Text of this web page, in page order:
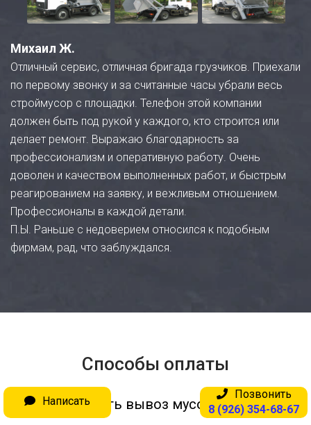
Михаил Ж.
Отличный сервис, отличная бригада грузчиков. Приехали
по первому звонку и за считанные часы убрали весь
строймусор с площадки. Телефон этой компании
должен быть под рукой у каждого, кто строится или
делает ремонт. Выражаю благодарность за
профессионализм и оперативную работу. Очень
доволен и качеством выполненных работ, и быстрым
реагированием на заявку, и вежливым отношением.
Профессионалы в каждой детали.
П.Ы. Раньше с недоверием относился к подобным
фирмам, рад, что заблуждался.
Способы оплаты
Оплатить вывоз мусора вы можете:
Позвонить
8 (926) 354-68-67
Написать